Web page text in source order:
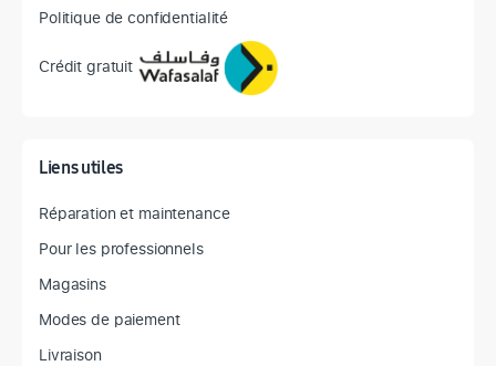
Politique de confidentialité
Crédit gratuit
Liens utiles
Réparation et maintenance
Pour les professionnels
Magasins
Modes de paiement
Livraison